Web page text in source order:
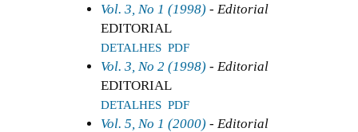
Vol. 3, No 1 (1998) - Editorial
EDITORIAL
DETALHES PDF
Vol. 3, No 2 (1998) - Editorial
EDITORIAL
DETALHES PDF
Vol. 5, No 1 (2000) - Editorial